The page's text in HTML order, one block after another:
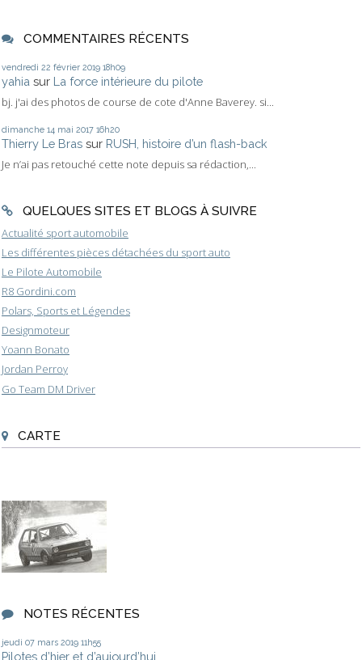
COMMENTAIRES RÉCENTS
vendredi 22 février 2019 18h09
yahia sur La force intérieure du pilote
bj. j'ai des photos de course de cote d'Anne Baverey. si...
dimanche 14 mai 2017 16h20
Thierry Le Bras sur RUSH, histoire d’un flash-back
Je n’ai pas retouché cette note depuis sa rédaction,...
QUELQUES SITES ET BLOGS À SUIVRE
Actualité sport automobile
Les différentes pièces détachées du sport auto
Le Pilote Automobile
R8 Gordini.com
Polars, Sports et Légendes
Designmoteur
Yoann Bonato
Jordan Perroy
Go Team DM Driver
CARTE
NOTES RÉCENTES
jeudi 07 mars 2019 11h55
Pilotes d’hier et d’aujourd’hui